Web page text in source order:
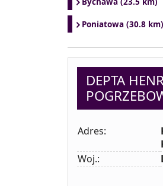
Poniatowa (30.8 km)
DEPTA
Adres:
Woj.: